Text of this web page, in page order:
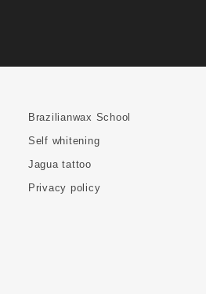
Brazilianwax School
Self whitening
Jagua tattoo
Privacy policy